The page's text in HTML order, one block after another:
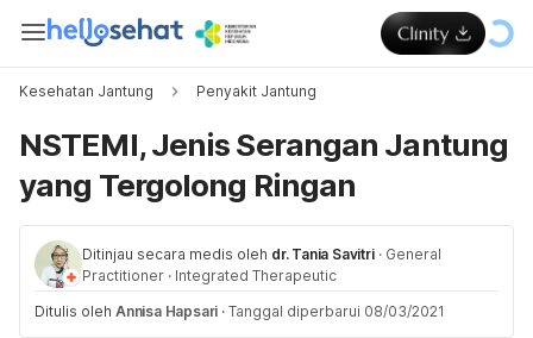
Kesehatan Jantung Penyakit Jantung
NSTEMI, Jenis Serangan Jantung
yang Tergolong Ringan
Ditinjau secara medis oleh dr. Tania Savitri · General
Practitioner · Integrated Therapeutic
Ditulis oleh Annisa Hapsari · Tanggal diperbarui 08/03/2021